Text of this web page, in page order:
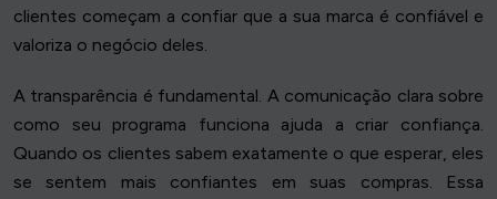
clientes começam a confiar que a sua marca é confiável e
valoriza o negócio deles.
A transparência é fundamental. A comunicação clara sobre
como seu programa funciona ajuda a criar confiança.
Quando os clientes sabem exatamente o que esperar, eles
se sentem mais confiantes em suas compras. Essa